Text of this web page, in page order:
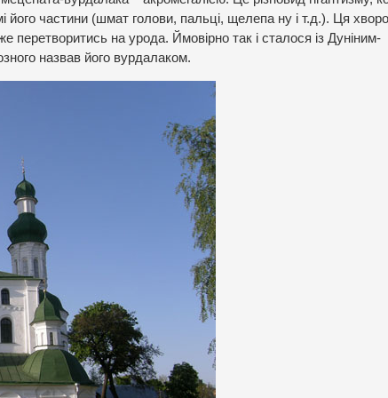
його частини (шмат голови, пальці, щелепа ну і т.д.). Ця
на урода. Ймовірно так і сталося із Дуніним-
назвав його вурдалаком.